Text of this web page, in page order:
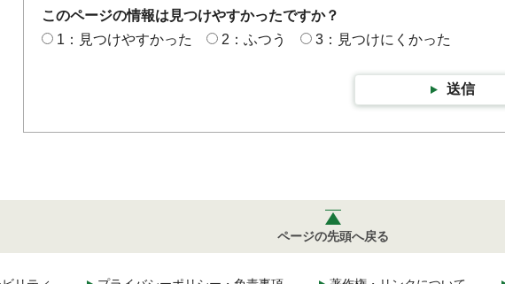
このページの情報は見つけやすかったですか？
1：見つけやすかった
2：ふつう 3：見つけにくかった
送信
ページの先頭へ戻る